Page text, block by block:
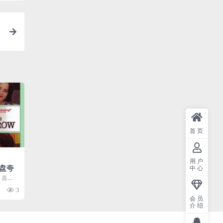
夸
喜
作
3
首页
用户
中心
会员
介绍